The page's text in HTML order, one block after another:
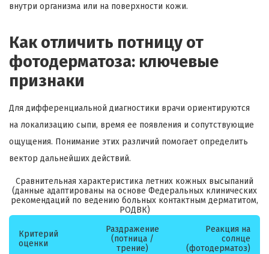
внутри организма или на поверхности кожи.
Как отличить потницу от
фотодерматоза: ключевые
признаки
Для дифференциальной диагностики врачи ориентируются
на локализацию сыпи, время ее появления и сопутствующие
ощущения. Понимание этих различий помогает определить
вектор дальнейших действий.
Сравнительная характеристика летних кожных высыпаний
(данные адаптированы на основе Федеральных клинических
рекомендаций по ведению больных контактным дерматитом,
РОДВК)
Критерий
оценки
Раздражение
(потница /
трение)
Реакция на
солнце
(фотодерматоз)